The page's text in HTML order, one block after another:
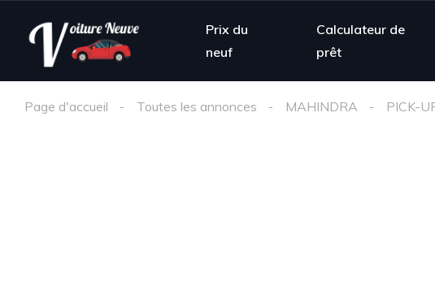
Prix du
neuf
Calculateur de
prêt
Page d'accueil Toutes les annonces MAHINDRA PICK-